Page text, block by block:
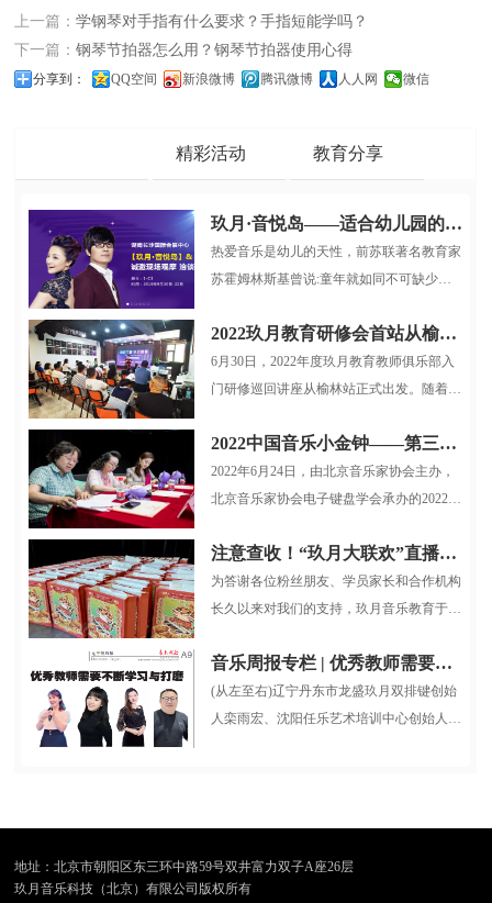
上一篇：学钢琴对手指有什么要求？手指短能学吗？
下一篇：钢琴节拍器怎么用？钢琴节拍器使用心得
分享到： QQ空间 新浪微博 腾讯微博 人人网 微信
精彩活动 教育分享
玖月·音悦岛——适合幼儿园的多媒体音乐启蒙课程
热爱音乐是幼儿的天性，前苏联著名教育家
苏霍姆林斯基曾说:童年就如同不可缺少游
2022玖月教育研修会首站从榆林启航
6月30日，2022年度玖月教育教师俱乐部入
门研修巡回讲座从榆林站正式出发。随着疫
2022中国音乐小金钟——第三届全国电子键盘展演北京选拔赛圆满结束
2022年6月24日，由北京音乐家协会主办，
北京音乐家协会电子键盘学会承办的2022中
注意查收！“玖月大联欢”直播大礼包整装待发！
为答谢各位粉丝朋友、学员家长和合作机构
长久以来对我们的支持，玖月音乐教育于12
音乐周报专栏 | 优秀教师需要不断学习与打磨
(从左至右)辽宁丹东市龙盛玖月双排键创始
人栾雨宏、沈阳任乐艺术培训中心创始人任
地址：北京市朝阳区东三环中路59号双井富力双子A座26层
玖月音乐科技（北京）有限公司版权所有